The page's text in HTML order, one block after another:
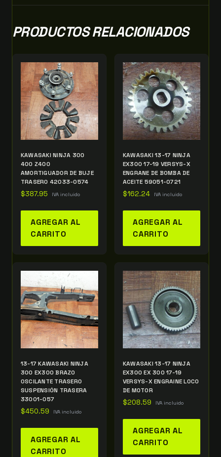
PRODUCTOS RELACIONADOS
KAWASAKI NINJA 300
400 Z400
AMORTIGUADOR DE BUJE
TRASERO 42033-0574
$387.95 IVA incluido
AGREGAR AL
CARRITO
KAWASAKI 13-17 NINJA
EX300 17-19 VERSYS-X
ENGRANE DE BOMBA DE
ACEITE 59051-0721
$162.24 IVA incluido
AGREGAR AL
CARRITO
13-17 KAWASAKI NINJA
300 EX300 BRAZO
OSCILANTE TRASERO
SUSPENSIÓN TRASERA
33001-057
$450.59 IVA incluido
AGREGAR AL
CARRITO
KAWASAKI 13-17 NINJA
EX300 EX 300 17-19
VERSYS-X ENGRAINE LOCO
DE MOTOR
$208.59 IVA incluido
AGREGAR AL
CARRITO